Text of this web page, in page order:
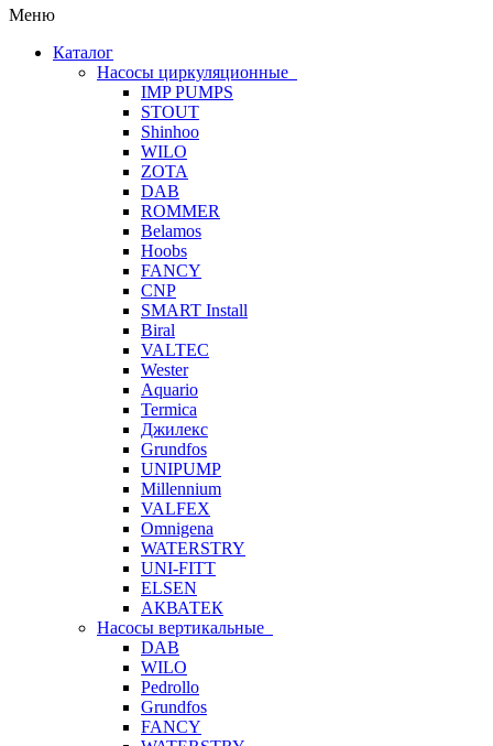
Меню
Каталог
Насосы циркуляционные
IMP PUMPS
STOUT
Shinhoo
WILO
ZOTA
DAB
ROMMER
Belamos
Hoobs
FANCY
CNP
SMART Install
Biral
VALTEC
Wester
Aquario
Termica
Джилекс
Grundfos
UNIPUMP
Millennium
VALFEX
Omnigena
WATERSTRY
UNI-FITT
ELSEN
АКВАТЕК
Насосы вертикальные
DAB
WILO
Pedrollo
Grundfos
FANCY